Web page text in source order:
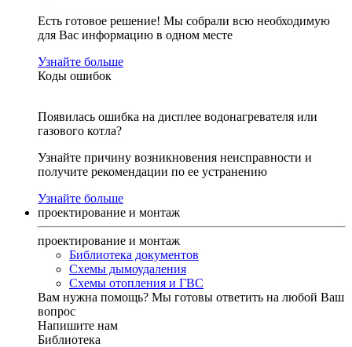
Есть готовое решение! Мы собрали всю необходимую
для Вас информацию в одном месте
Узнайте больше
Коды ошибок
Появилась ошибка на дисплее водонагревателя или
газового котла?
Узнайте причину возникновения неисправности и
получите рекомендации по ее устранению
Узнайте больше
проектирование и монтаж
проектирование и монтаж
Библиотека документов
Схемы дымоудаления
Схемы отопления и ГВС
Вам нужна помощь? Мы готовы ответить на любой Ваш
вопрос
Напишите нам
Библиотека